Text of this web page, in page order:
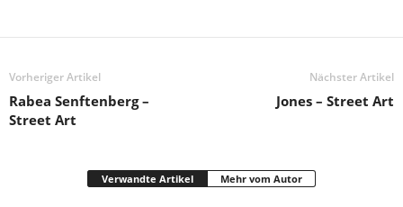
Vorheriger Artikel
Rabea Senftenberg –
Street Art
Nächster Artikel
Jones – Street Art
Verwandte Artikel Mehr vom Autor